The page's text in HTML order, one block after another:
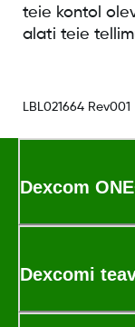
teie kontol
alati teie
LBL021664 Rev001
Dexcom
Dexcomi